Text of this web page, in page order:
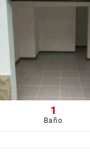
1
Baño